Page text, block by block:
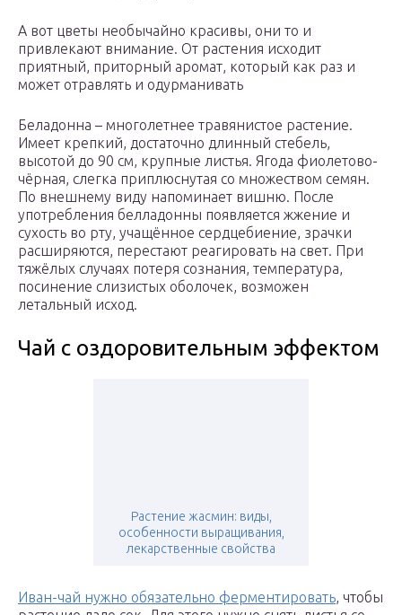
А вот цветы необычайно красивы, они то и
привлекают внимание. От растения исходит
приятный, приторный аромат, который как раз и
может отравлять и одурманивать
Беладонна – многолетнее травянистое растение.
Имеет крепкий, достаточно длинный стебель,
высотой до 90 см, крупные листья. Ягода фиолетово-
чёрная, слегка приплюснутая со множеством семян.
По внешнему виду напоминает вишню. После
употребления белладонны появляется жжение и
сухость во рту, учащённое сердцебиение, зрачки
расширяются, перестают реагировать на свет. При
тяжёлых случаях потеря сознания, температура,
посинение слизистых оболочек, возможен
летальный исход.
Чай с оздоровительным эффектом
Растение жасмин: виды,
особенности выращивания,
лекарственные свойства
Иван-чай нужно обязательно ферментировать, чтобы